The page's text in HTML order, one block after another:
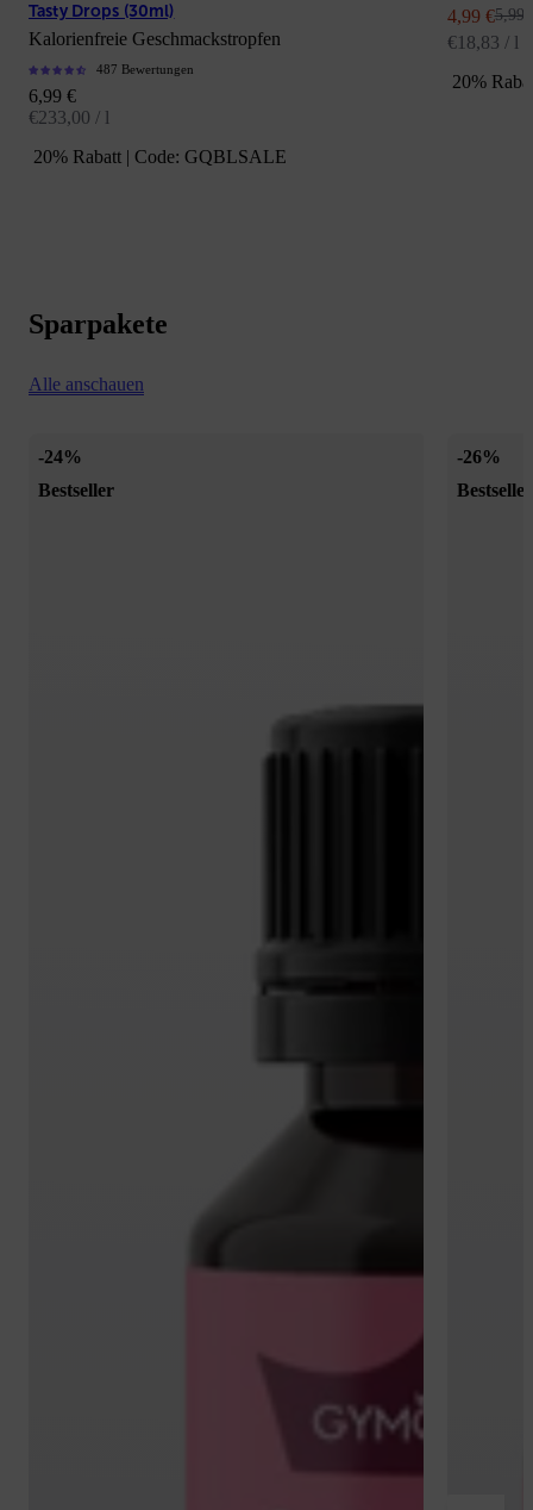
Tasty Drops (30ml)
Kalorienfreie Geschmackstropfen
487 Bewertungen
Angebot
6,99 €
€233,00 / l
20% Rabatt | Code: GQBLSALE
Angebot
4,99 €5,99
€18,83 / l
20%
Speziell für Frauen entwickelte Produkte
Laborgeprüfte Qualität und strenge
Qualitätskontrolle
Bewertungen
Sparpakete
Alle anschauen
-24%
Bestseller
-26%
Bestseller